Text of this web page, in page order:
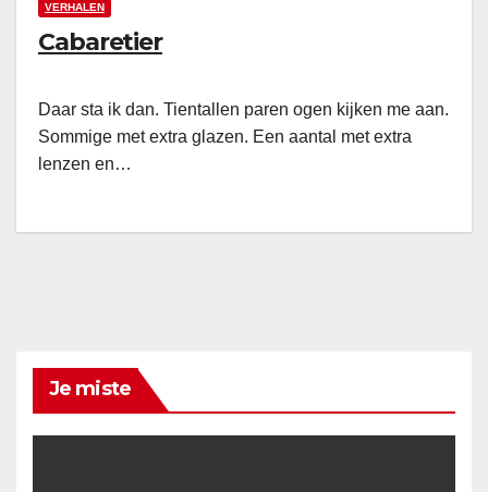
VERHALEN
Cabaretier
Daar sta ik dan. Tientallen paren ogen kijken me aan.
Sommige met extra glazen. Een aantal met extra
lenzen en…
Je miste